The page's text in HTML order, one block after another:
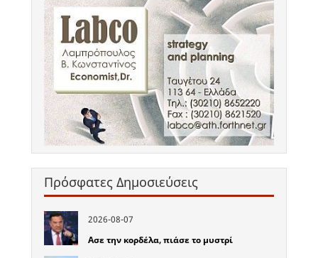
Πρόσφατες Δημοσιεύσεις
2026-08-07
Ασε την κορδέλα, πιάσε το μυστρί